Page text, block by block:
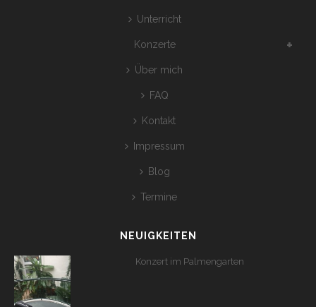
Unterricht
Konzerte
Über mich
FAQ
Kontakt
Impressum
Blog
Termine
NEUIGKEITEN
Konzert im Palmengarten